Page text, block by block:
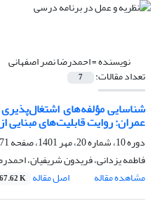
نویسنده =احمدرضا نصر اصفهانی
تعداد مقالات: 7
شناسایی مؤلفه‌های
عمران: روایت قابلیت‌های مبنایی
دوره 10، شماره 20، مهر 1401، صفحه
فاطمه یزدانی، فریدون شریفیان،
مشاهده مقاله
اصل مقاله K